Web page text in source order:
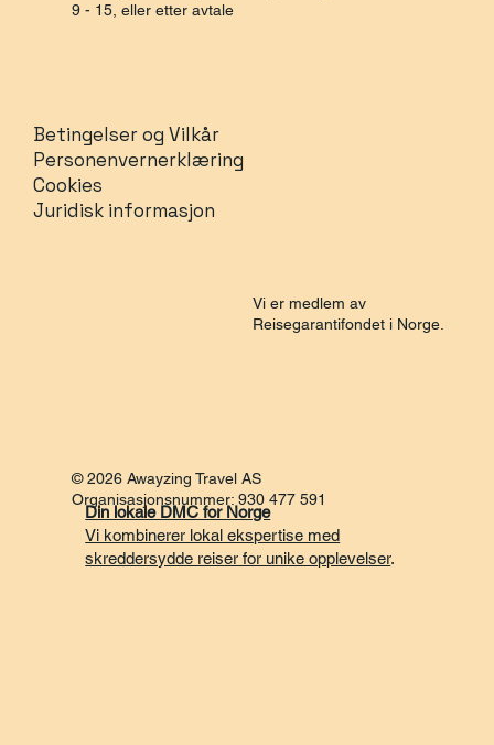
9 - 15, eller etter avtale
Betingelser og Vilkår
Personenvernerklæring
Cookies
Juridisk informasjon
Vi er medlem av
Reisegarantifondet i Norge.
© 2026 Awayzing Travel AS
Organisasjonsnummer: 930 477 591
Din lokale DMC for Norge
Vi kombinerer lokal ekspertise med
skreddersydde reiser for unike opplevelser.